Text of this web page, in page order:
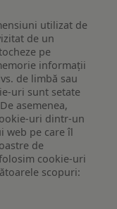
utilizat de
de un
pe
informații
de limbă sau
uri sunt setate
asemenea,
uri dintr-un
web pe care îl
de
cookie-uri
scopuri: